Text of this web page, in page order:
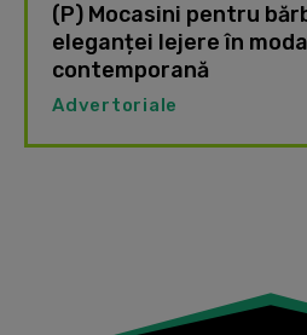
(P) Mocasini pentru
eleganței lejere în
contemporană
Advertoriale